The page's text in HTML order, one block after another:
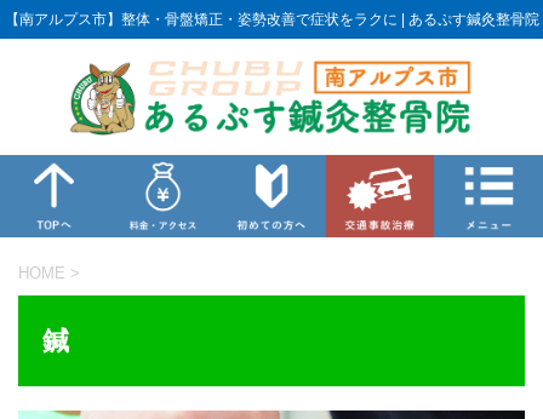
【南アルプス市】整体・骨盤矯正・姿勢改善で症状をラクに | あるぷす鍼灸整骨院
HOME >
鍼